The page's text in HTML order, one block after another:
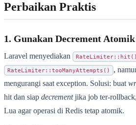
Perbaikan Praktis
1. Gunakan Decrement
Laravel menyediakan RateLimiter::hit()
RateLimiter::tooManyAttempts()
,
mengurangi saat exception. Solusi: buat
hit dan siap decrementjika job ter-
Lua agar operasi di Redis tetap atomik.